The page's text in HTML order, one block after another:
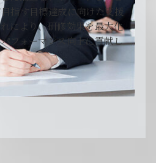
指す目標達成に向けた支援
により、研修効果を最大化
フォーマンス向上に貢献し